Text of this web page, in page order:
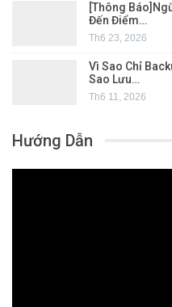
[Thông
Đến Điểm…
Th6 23, 2026
Vì Sao Chỉ
Sao Lưu…
Th6 11, 2026
Hướng Dẫn